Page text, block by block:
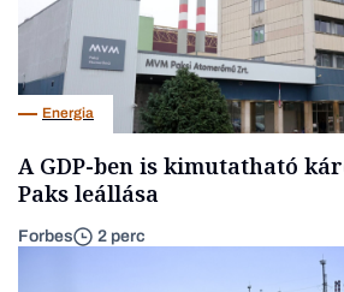
Energia
A GDP-ben is kimutatható
Paks leállása
Forbes 2 perc